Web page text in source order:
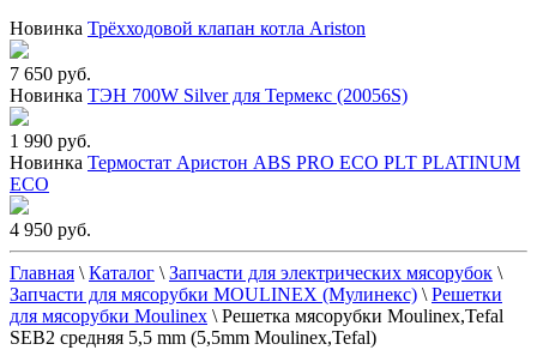
Новинка Трёхходовой клапан котла Ariston
7 650 руб.
Новинка ТЭН 700W Silver для Термекс (20056S)
1 990 руб.
Новинка Термостат Аристон ABS PRO ECO PLT PLATINUM
ECO
4 950 руб.
Главная \ Каталог \ Запчасти для электрических мясорубок \
Запчасти для мясорубки MOULINEX (Мулинекс) \ Решетки
для мясорубки Moulinex \ Решетка мясорубки Moulinex,Tefal
SEB2 средняя 5,5 mm (5,5mm Moulinex,Tefal)